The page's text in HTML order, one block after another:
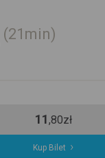
21min
11,80zł
Kup Bilet